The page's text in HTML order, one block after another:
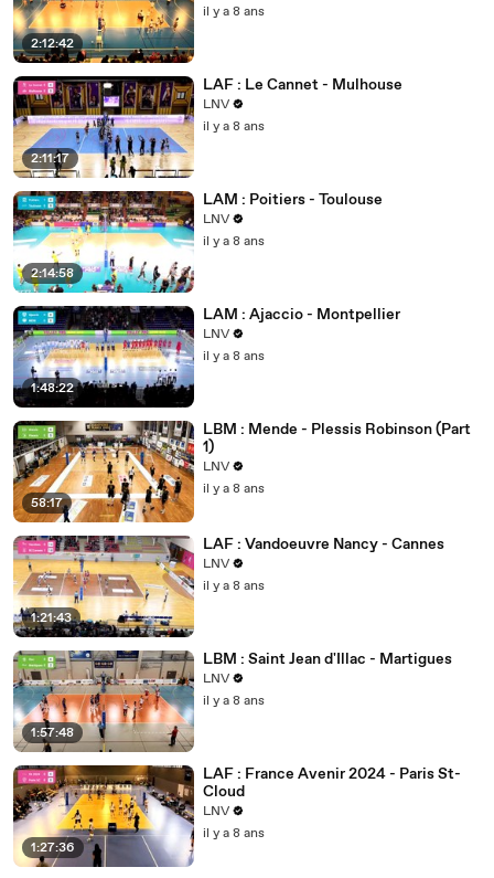
2:12:42
il y a 8 ans
2:11:17
LAF : Le Cannet - Mulhouse
LNV
il y a 8 ans
2:14:58
LAM : Poitiers - Toulouse
LNV
il y a 8 ans
1:48:22
LAM : Ajaccio - Montpellier
LNV
il y a 8 ans
58:17
LBM : Mende - Plessis Robinson (Part
1)
LNV
il y a 8 ans
1:21:43
LAF : Vandoeuvre Nancy - Cannes
LNV
il y a 8 ans
1:57:48
LBM : Saint Jean d'Illac - Martigues
LNV
il y a 8 ans
1:27:36
LAF : France Avenir 2024 - Paris St-
Cloud
LNV
il y a 8 ans